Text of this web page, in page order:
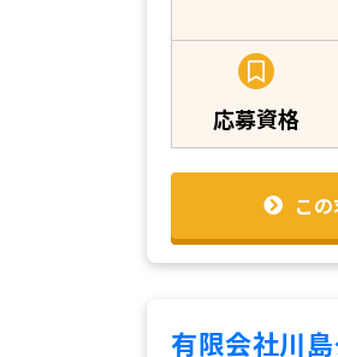
応募資格
こ
有限会社川